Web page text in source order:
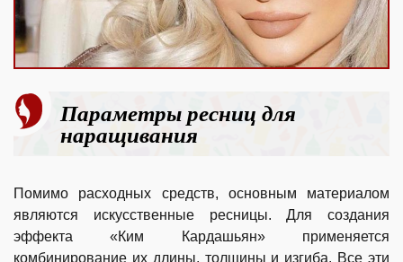
Параметры ресниц для
наращивания
Помимо расходных средств, основным материалом
являются искусственные ресницы. Для создания
эффекта «Ким Кардашьян» применяется
комбинирование их длины, толщины и изгиба. Все эти